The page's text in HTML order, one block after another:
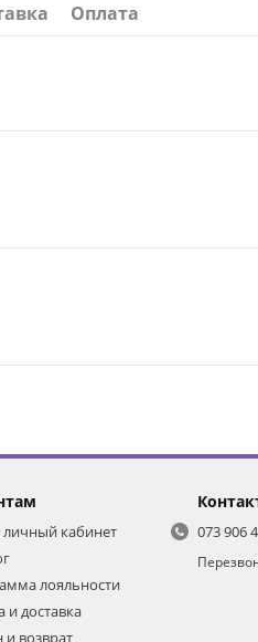
Оплата
личный кабинет
лояльности
и доставка
возврат
073 906